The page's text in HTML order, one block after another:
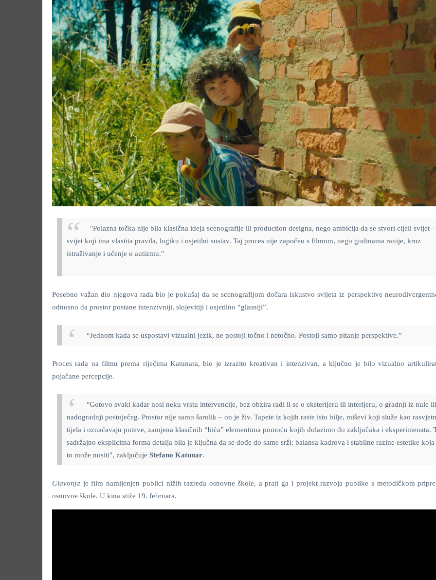
"Polazna točka nije bila klasična ideja scenografije ili production designa, nego ambicija da se stvori cijeli svijet –
svijet koji ima vlastita pravila, logiku i osjetilni sustav. Taj proces nije započeo s filmom, nego godinama ranije, kroz
istraživanje i učenje o autizmu."
Posebno važan dio njegova rada bio je pokušaj da se scenografijom dočara iskustvo svijeta iz perspektive
odnosno da prostor postane intenzivniji, slojevitiji i osjetilno “glasniji”.
“Jednom kada se uspostavi vizualni jezik, ne postoji točno i netočno. Postoji samo pitanje perspektive.”
Proces rada na filmu prema riječima Katunara, bio je izrazito kreativan i intenzivan, a ključno je bilo vizualno
pojačane percepcije.
"Gotovo svaki kadar nosi neku vrstu intervencije, bez obzira radi li se o eksterijeru ili interijeru, o gradnji iz nule ili
nadogradnji postojećeg. Prostor nije samo šarolik – on je živ. Tapete iz kojih raste isto bilje, miševi koji služe kao
tijela i označavaju puteve, zamjena klasičnih “bića” elementima pomoću kojih dolazimo do zaključaka i eksperimenata.
sadržajno eksplicitna forma detalja bila je ključna da se dođe do same srži: balansa kadrova i stabilne razine estetike koja
to može nositi", zaključuje Stefano Katunar.
Glavonja je film namijenjen publici nižih razreda osnovne škole, a prati ga i projekt razvoja publike s metodičkom
osnovne škole. U kina stiže 19. februara.